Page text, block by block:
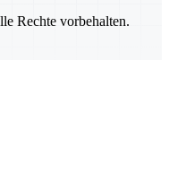
Rechte vorbehalten.